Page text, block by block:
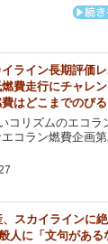
イライン長期評価
燃費走行にチャレ
はどこまでのびる
コリズムのエコラ
コラン燃費企画
スカイラインに
人に「文句がある